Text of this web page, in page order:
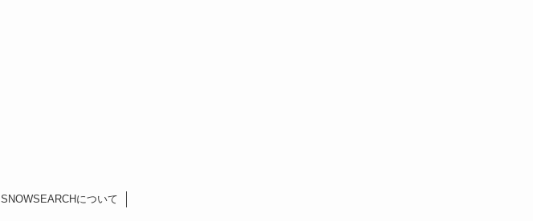
SNOWSEARCHについて